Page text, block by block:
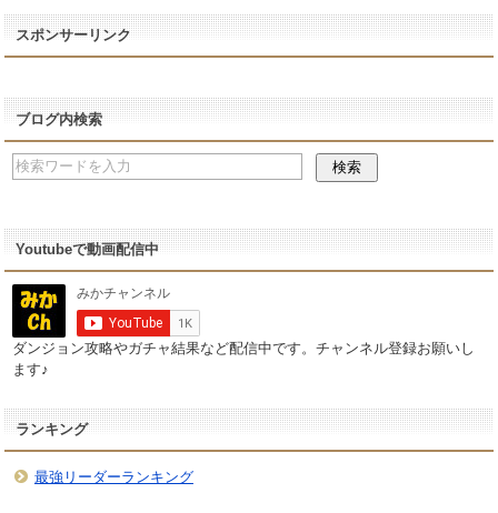
スポンサーリンク
ブログ内検索
Youtubeで動画配信中
ダンジョン攻略やガチャ結果など配信中です。チャンネル登録お願いし
ます♪
ランキング
最強リーダーランキング